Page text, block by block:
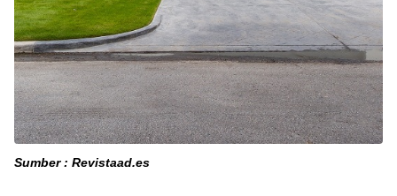
Sumber : Revistaad.es